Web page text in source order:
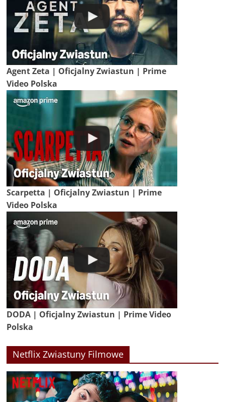
Agent Zeta | Oficjalny Zwiastun | Prime
Video Polska
Scarpetta | Oficjalny Zwiastun | Prime
Video Polska
DODA | Oficjalny Zwiastun | Prime Video
Polska
Netflix Zwiastuny Filmowe